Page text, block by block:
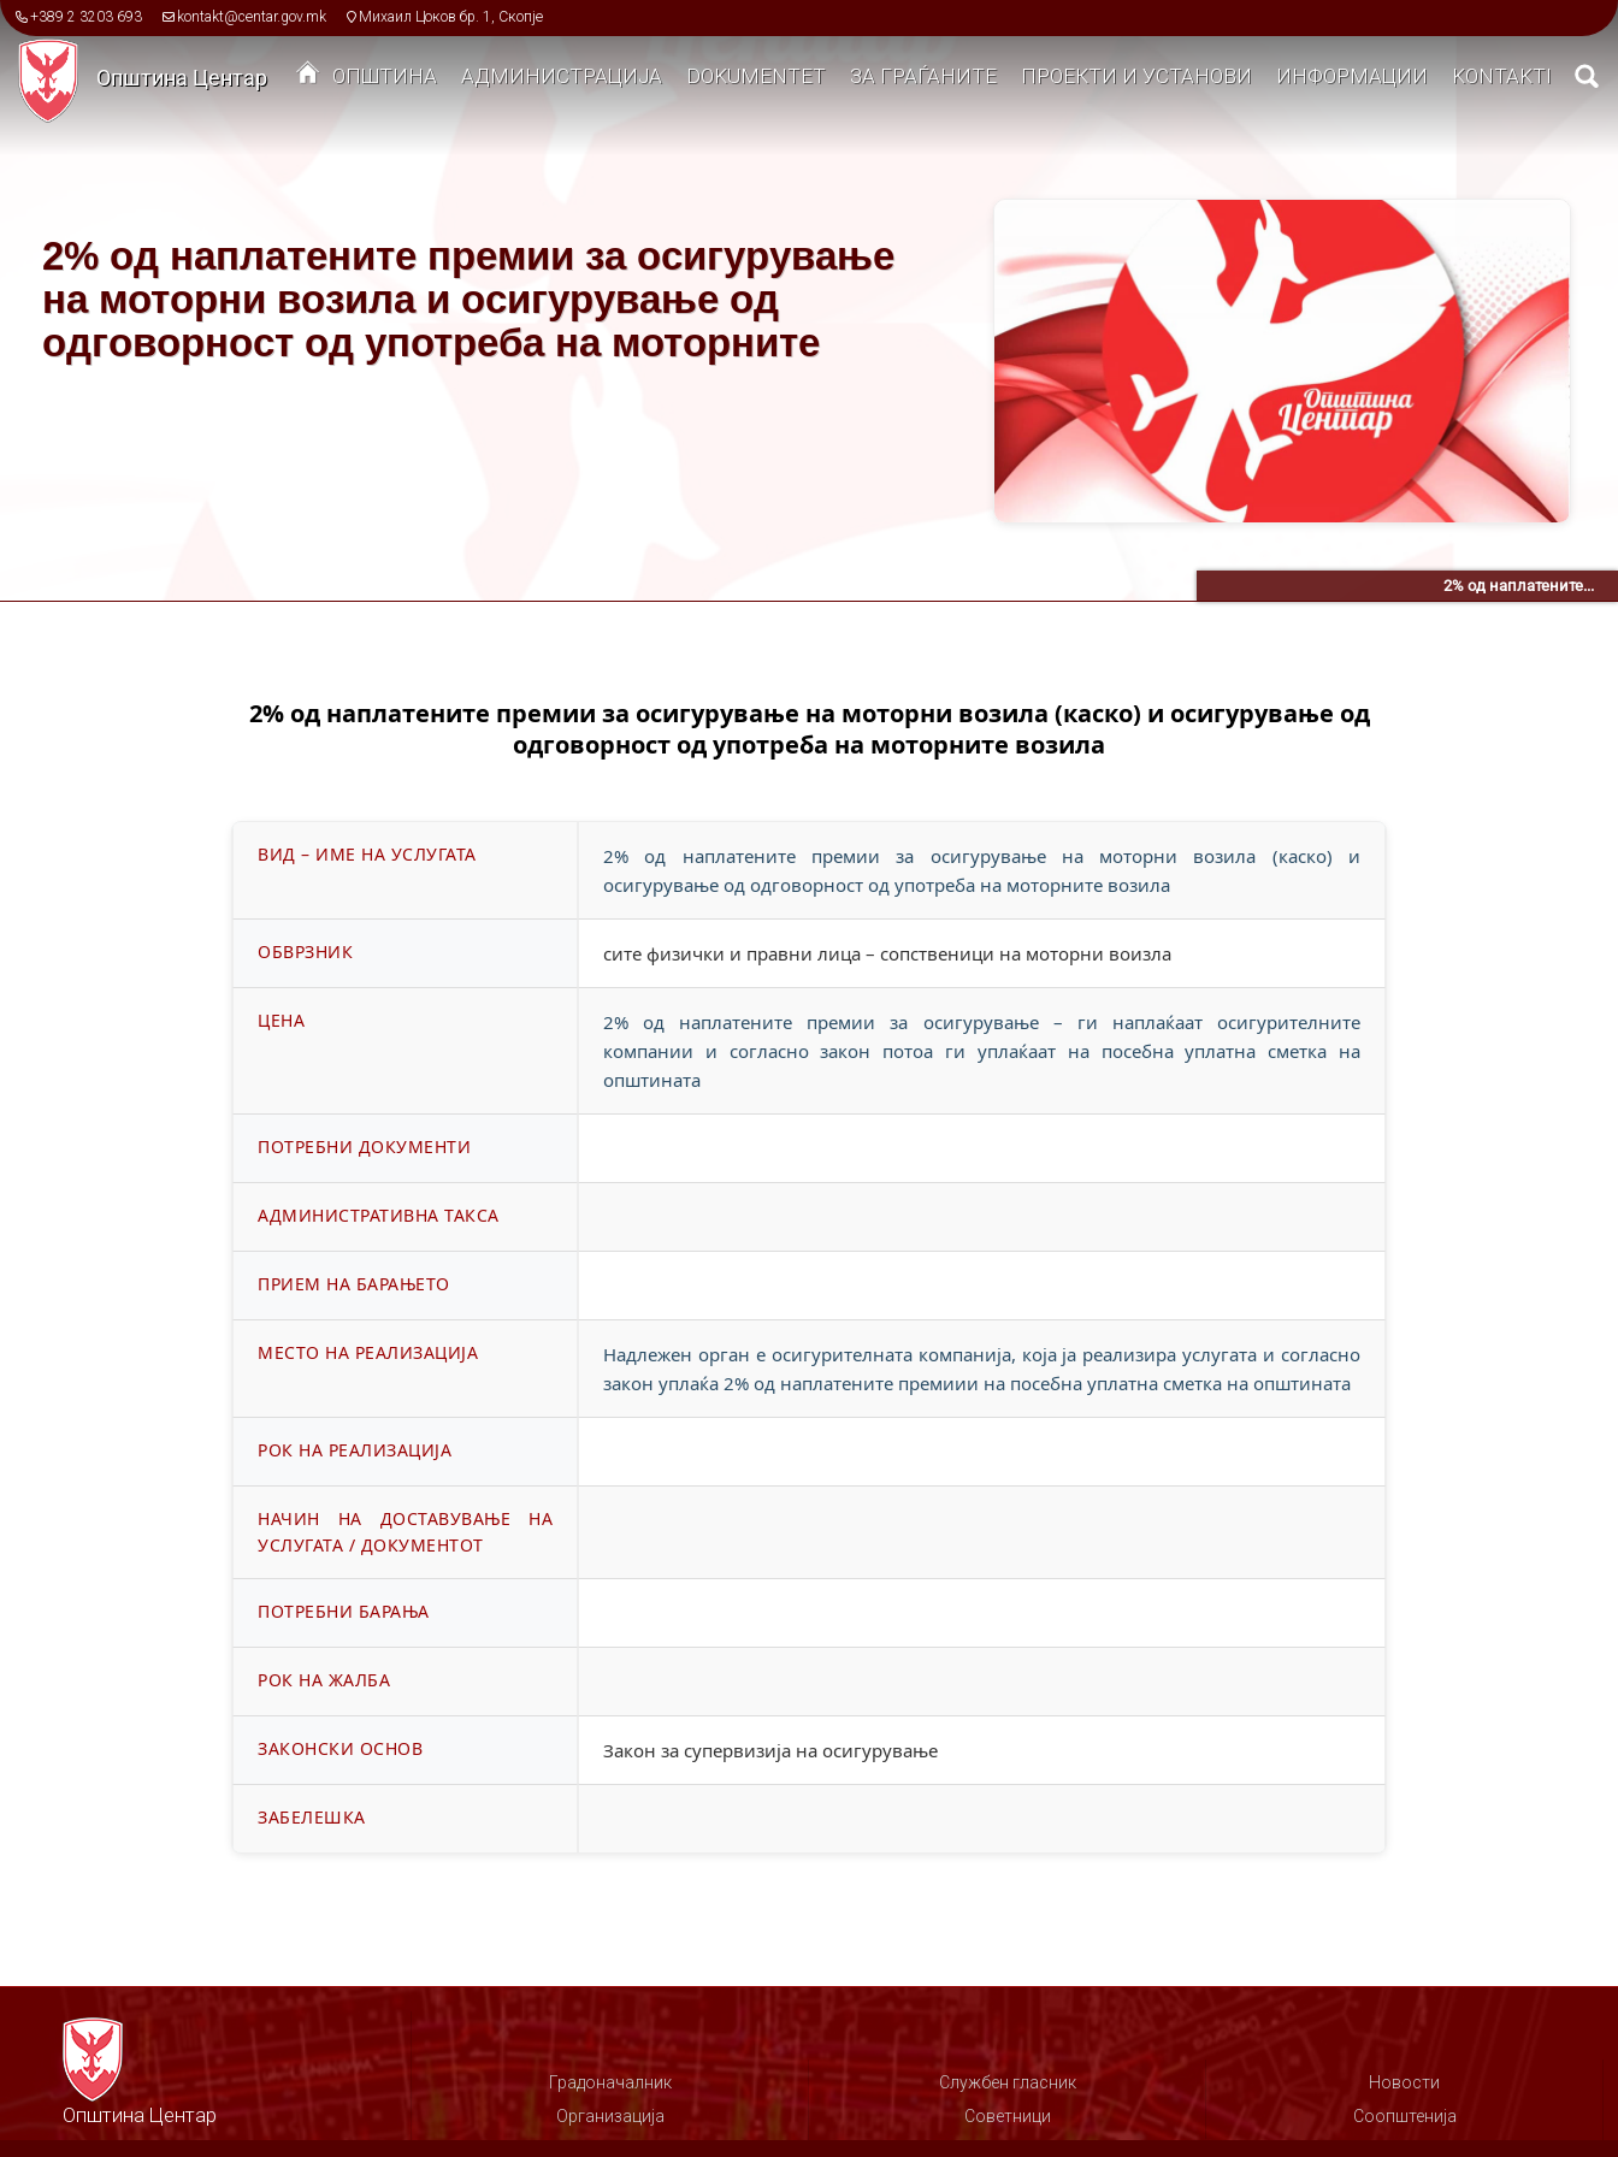
Skip to main content
+389 2 3203 693 kontakt@centar.gov.mk Михаил Цоков бр. 1, Скопје
Општина Центар ОПШТИНА АДМИНИСТРАЦИЈА DOKUMENTET ЗА ГРАЃАНИТЕ ПРОЕКТИ И УСТАНОВИ ИНФОРМАЦИИ KONTAKTI
2% од наплатените премии за осигурување
на моторни возила и осигурување од
одговорност од употреба на моторните
2% од наплатените...
2% од наплатените премии за осигурување на моторни возила (каско) и осигурување од
одговорност од употреба на моторните возила
ВИД – ИМЕ НА УСЛУГАТА
2% од наплатените премии за осигурување на моторни возила (каско) и
осигурување од одговорност од употреба на моторните возила
ОБВРЗНИК сите физички и правни лица – сопственици на моторни воизла
ЦЕНА
2% од наплатените премии за осигурување – ги наплаќаат осигурителните
компании и согласно закон потоа ги уплаќаат на посебна уплатна сметка на
општината
ПОТРЕБНИ ДОКУМЕНТИ
АДМИНИСТРАТИВНА ТАКСА
ПРИЕМ НА БАРАЊЕТО
МЕСТО НА РЕАЛИЗАЦИЈА
Надлежен орган е осигурителната компанија, која ја реализира услугата и согласно
закон уплаќа 2% од наплатените премиии на посебна уплатна сметка на општината
РОК НА РЕАЛИЗАЦИЈА
НАЧИН НА ДОСТАВУВАЊЕ НА
УСЛУГАТА / ДОКУМЕНТОТ
ПОТРЕБНИ БАРАЊА
РОК НА ЖАЛБА
ЗАКОНСКИ ОСНОВ Закон за супервизија на осигурување
ЗАБЕЛЕШКА
Општина Центар
Градоначалник
Организација
Службен гласник
Советници
Новости
Соопштенија